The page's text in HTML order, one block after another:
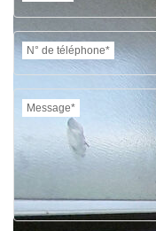
N° de téléphone*
Message*